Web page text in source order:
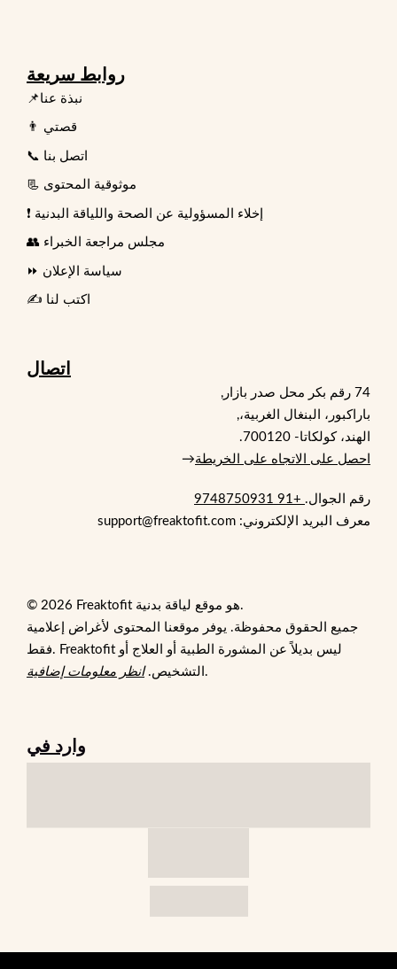
روابط سريعة
📌نبذة عنا
👨 قصتي
📞 اتصل بنا
📃 موثوقية المحتوى
❗ إخلاء المسؤولية عن الصحة واللياقة البدنية
👥 مجلس مراجعة الخبراء
⏩ سياسة الإعلان
✍️ اكتب لنا
اتصال
74 رقم بكر محل صدر بازار,
باراكبور، البنغال الغربية،,
الهند، كولكاتا- 700120.
احصل على الاتجاه على الخريطة→
رقم الجوال. +91 9748750931
معرف البريد الإلكتروني: support@freaktofit.com
© 2026 Freaktofit هو موقع لياقة بدنية.
جميع الحقوق محفوظة. يوفر موقعنا المحتوى لأغراض إعلامية
فقط. Freaktofit ليس بديلاً عن المشورة الطبية أو العلاج أو
التشخيص.انظر معلومات إضافية .
وارد في